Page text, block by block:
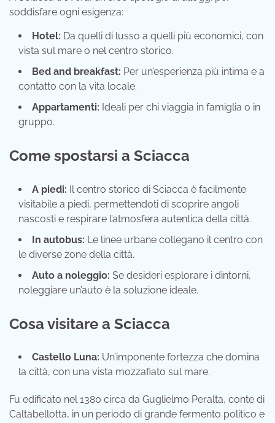
soddisfare ogni esigenza:
Hotel: Da quelli di lusso a quelli più economici, con
vista sul mare o nel centro storico.
Bed and breakfast: Per un’esperienza più intima e a
contatto con la vita locale.
Appartamenti: Ideali per chi viaggia in famiglia o in
gruppo.
Come spostarsi a Sciacca
A piedi: Il centro storico di Sciacca è facilmente
visitabile a piedi, permettendoti di scoprire angoli
nascosti e respirare l’atmosfera autentica della città.
In autobus: Le linee urbane collegano il centro con
le diverse zone della città.
Auto a noleggio: Se desideri esplorare i dintorni,
noleggiare un’auto è la soluzione ideale.
Cosa visitare a Sciacca
Castello Luna: Un’imponente fortezza che domina
la città, con una vista mozzafiato sul mare.
Fu edificato nel 1380 circa da Guglielmo Peralta, conte di
Caltabellotta, in un periodo di grande fermento politico e